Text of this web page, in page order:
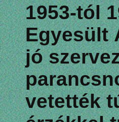
1953-tól
Egyesült
jó
vetették